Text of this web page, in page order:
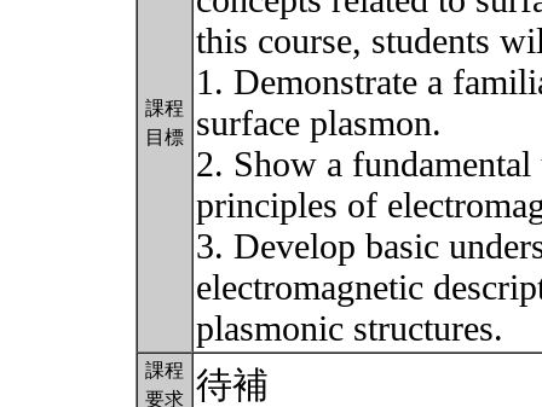
課程
目標
this course, students
1. Demonstrate a
surface plasmon.
2. Show a
principles of
3. Develop basic
electromagnetic
plasmonic structures.
課程
要求 待補